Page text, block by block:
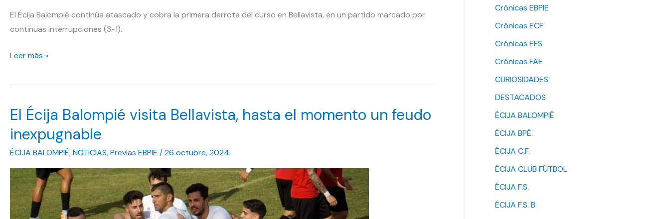
El Écija Balompié continúa atascado y cobra la primera derrota del curso en Bellavista, en un partido marcado por
continuas interrupciones (3-1).
Primera
de
Écija
Balompié
espeso
en
Bellavista
Leer más »
El Écija Balompié visita Bellavista, hasta el momento un feudo
inexpugnable
ÉCIJA BALOMPIÉ,NOTICIAS,Previas EBPIE /26 octubre, 2024
Crónicas EBPIE
Crónicas ECF
Crónicas EFS
Crónicas FAE
CURIOSIDADES
DESTACADOS
ÉCIJA BALOMPIÉ
ÉCIJA BPÉ.
ÉCIJA C.F.
ÉCIJA CLUB FÚTBOL
ÉCIJA F.S.
ÉCIJA F.S. B